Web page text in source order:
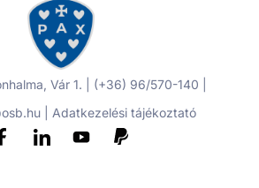
Vár 1. | (+36) 96/570-140 |
| Adatkezelési tájékoztató